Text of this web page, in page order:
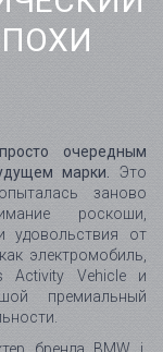
премиальный
роль лаборатории
более смелый
системы
отношение к
концерна в
сервисов и
При этом BMW iX
витрина. Его
более
и в то же время по-